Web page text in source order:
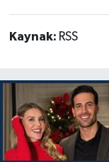
Kaynak: RSS